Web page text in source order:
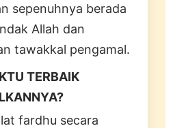
sepenuhnya berada
Allah dan
tawakkal pengamal.
TERBAIK
fardhu secara